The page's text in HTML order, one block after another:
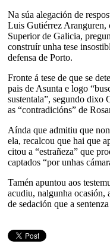
Na súa alegación de
Luis Gutiérrez Aranguren,
Superior de Galicia,
construír unha tese
defensa de Porto.
Fronte á tese de que se
pais de Asunta e logo
sustentala”, segundo dixo
as “contradicións” de
Aínda que admitiu que
ela, recalcou que hai que
citou a “estrañeza” que
captados “por unhas
Tamén apuntou aos
acudiu, nalgunha ocasión,
de sedación que a